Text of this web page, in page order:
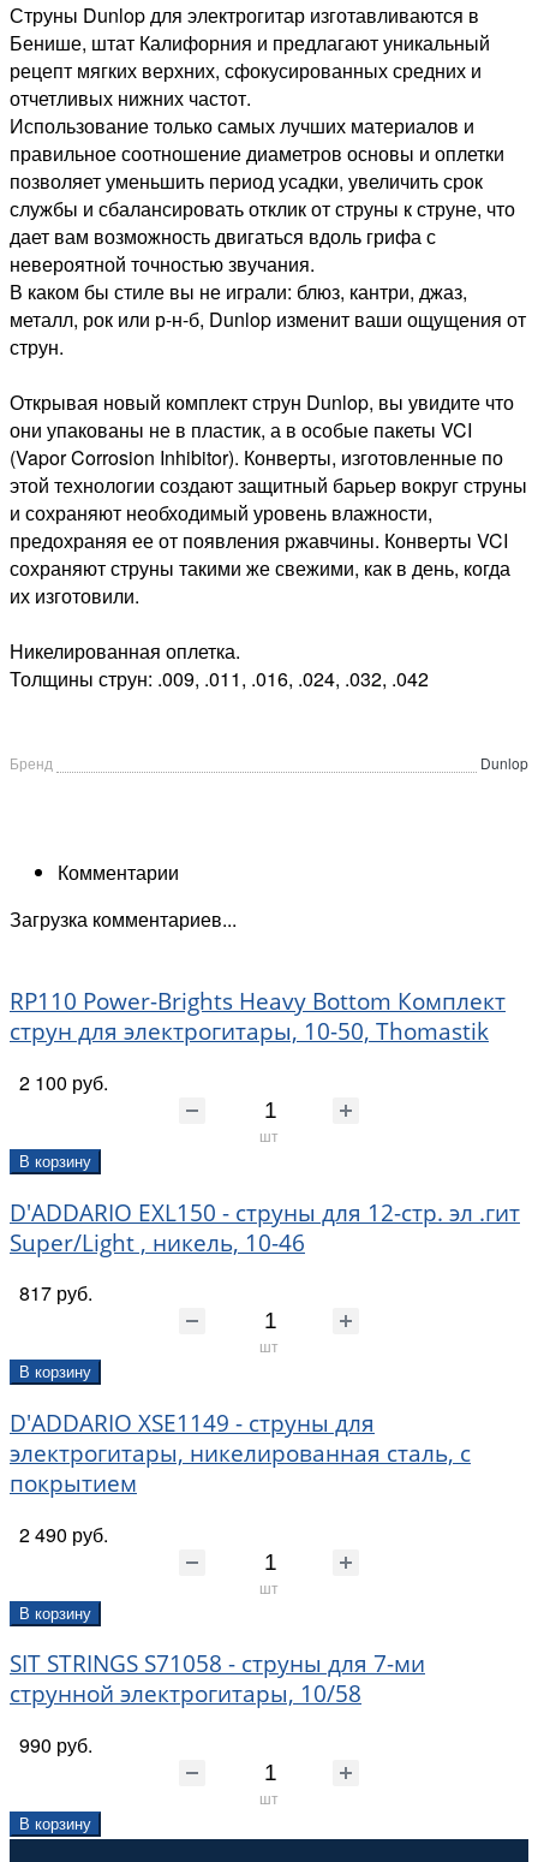
Струны Dunlop для электрогитар изготавливаются в
Бенише, штат Калифорния и предлагают уникальный
рецепт мягких верхних, сфокусированных средних и
отчетливых нижних частот.
Использование только самых лучших материалов и
правильное соотношение диаметров основы и оплетки
позволяет уменьшить период усадки, увеличить срок
службы и сбалансировать отклик от струны к струне, что
дает вам возможность двигаться вдоль грифа с
невероятной точностью звучания.
В каком бы стиле вы не играли: блюз, кантри, джаз,
металл, рок или р-н-б, Dunlop изменит ваши ощущения от
струн.
Открывая новый комплект струн Dunlop, вы увидите что
они упакованы не в пластик, а в особые пакеты VCI
(Vapor Corrosion Inhibitor). Конверты, изготовленные по
этой технологии создают защитный барьер вокруг струны
и сохраняют необходимый уровень влажности,
предохраняя ее от появления ржавчины. Конверты VCI
сохраняют струны такими же свежими, как в день, когда
их изготовили.
Никелированная оплетка.
Толщины струн: .009, .011, .016, .024, .032, .042
Бренд Dunlop
Комментарии
Загрузка комментариев...
RP110 Power-Brights Heavy Bottom Комплект
струн для электрогитары, 10-50, Thomastik
2 100 руб.
шт
В корзину
D'ADDARIO EXL150 - струны для 12-стр. эл .гит
Super/Light , никель, 10-46
817 руб.
шт
В корзину
D'ADDARIO XSE1149 - струны для
электрогитары, никелированная сталь, с
покрытием
2 490 руб.
шт
В корзину
SIT STRINGS S71058 - струны для 7-ми
струнной электрогитары, 10/58
990 руб.
шт
В корзину